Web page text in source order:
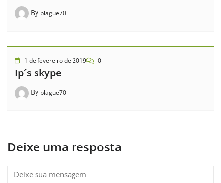
By plague70
1 de fevereiro de 2019 0
Ip´s skype
By plague70
Deixe uma resposta